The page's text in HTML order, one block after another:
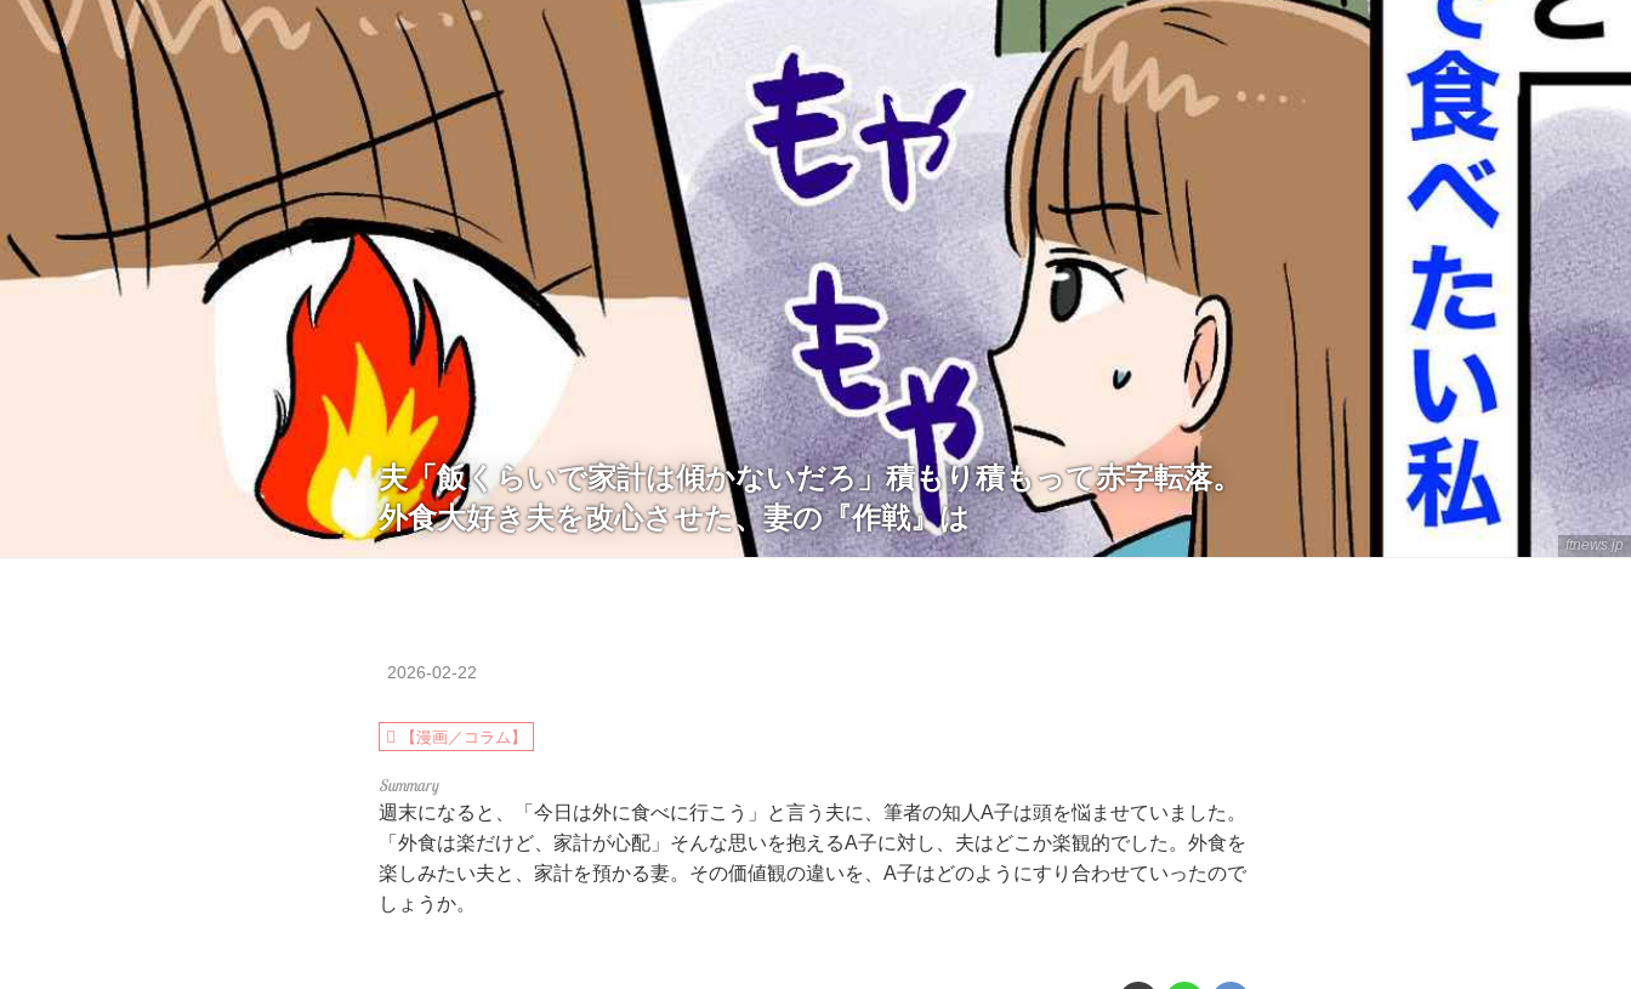
ftnews.jp
夫「飯くらいで家計は傾かないだろ」積もり積もって赤字転落。
外食大好き夫を改心させた、妻の『作戦』は
2026-02-22
【漫画／コラム】
週末になると、「今日は外に食べに行こう」と言う夫に、筆者の知人A子は頭を悩ませていました。
「外食は楽だけど、家計が心配」そんな思いを抱えるA子に対し、夫はどこか楽観的でした。外食を
楽しみたい夫と、家計を預かる妻。その価値観の違いを、A子はどのようにすり合わせていったので
しょうか。